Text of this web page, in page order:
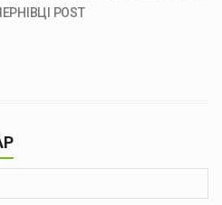
POST